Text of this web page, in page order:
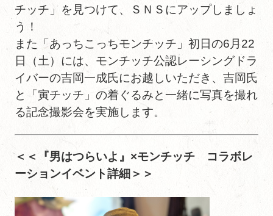
チッチ」を見つけて、ＳＮＳにアップしましょ
う！
また「あっちこっちモンチッチ」初日の6月22
日（土）には、モンチッチ公認レーシングドラ
イバーの吉岡一成氏にお越しいただき、吉岡氏
と「寅チッチ」の着ぐるみと一緒に写真を撮れ
る記念撮影会を実施します。
＜＜『男はつらいよ』×モンチッチ コラボレ
ーションイベント詳細＞＞